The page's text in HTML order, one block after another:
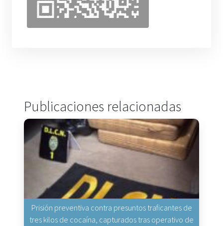
Publicaciones relacionadas
Prisión preventiva contra presuntos traficantes de
tres kilos de cocaína, capturados tras operativo de